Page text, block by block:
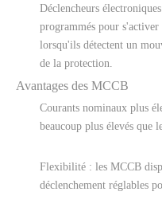
Déclencheurs
programmés pour s'activer
lorsqu'ils détectent un
de la protection.
Avantages des MCCB
Courants nominaux plus
beaucoup plus élevés que
Flexibilité : les MCCB
déclenchement réglables